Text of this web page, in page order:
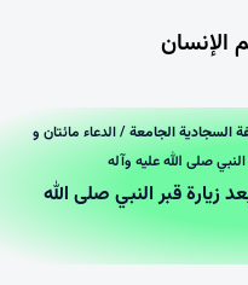
الإنسان
السجادية الجامعة/ الدعاء مائتان و
صلى الله عليه وآله
زيارة قبر النبي صلى الله